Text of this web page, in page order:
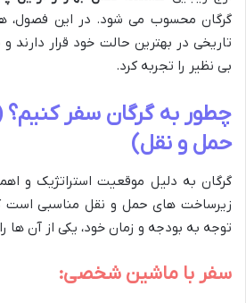
گرگان محسوب می شود. در این فصول،
تاریخی در بهترین حالت خود قرار
بی نظیر را تجربه کرد.
چطور به گرگان سفر کنیم؟
حمل و نقل)
گرگان به دلیل موقعیت استراتژیک و
زیرساخت های حمل و نقل مناسبی است
توجه به بودجه و زمان خود، یکی از آن ها
سفر با ماشین شخصی: